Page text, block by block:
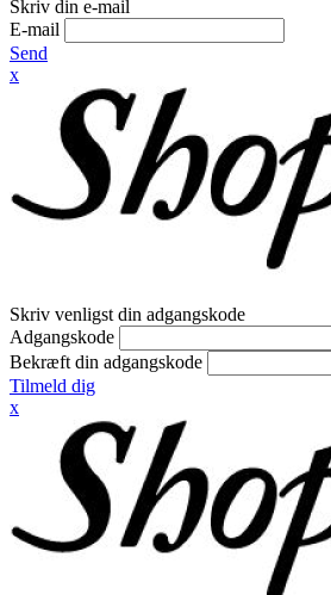
Skriv din e-mail
E-mail
Send
x
Skriv venligst din adgangskode
Adgangskode
Bekræft din adgangskode
Tilmeld dig
x